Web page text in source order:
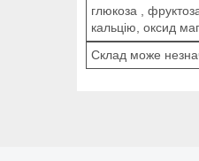
глюкоза ,
кальцію, оксид
Склад може